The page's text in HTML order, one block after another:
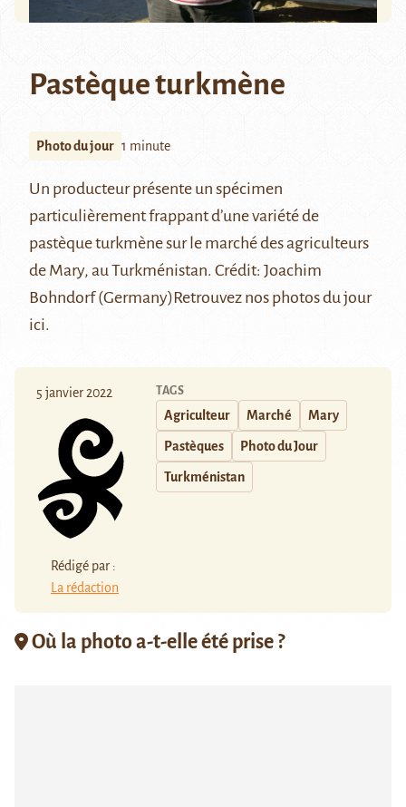
Pastèque turkmène
Photo du jour 1 minute
Un producteur présente un spécimen
particulièrement frappant d’une variété de
pastèque turkmène sur le marché des agriculteurs
de Mary, au Turkménistan. Crédit: Joachim
Bohndorf (Germany)Retrouvez nos photos du jour
ici.
5 janvier 2022
Rédigé par :
La rédaction
TAGS
Agriculteur Marché Mary
Pastèques Photo du Jour
Turkménistan
Où la photo a-t-elle été prise ?